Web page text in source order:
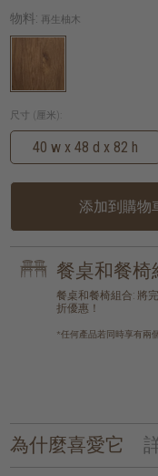
物料: 再生柚木
尺寸 (厘米):
40 w x 48 d x 82 h
添加到購物
餐桌和餐椅
餐桌和餐椅組合: 將
折優惠！
*任何產品若同時享有兩
為什麼喜愛它